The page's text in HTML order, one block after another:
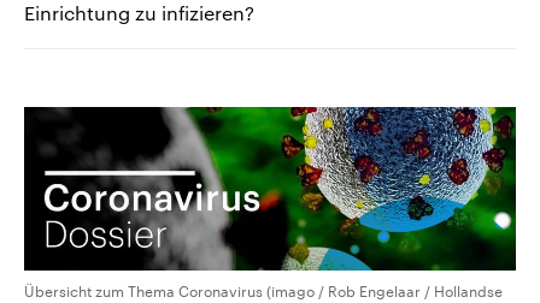
Einrichtung zu infizieren?
Übersicht zum Thema Coronavirus (imago / Rob Engelaar / Hollandse